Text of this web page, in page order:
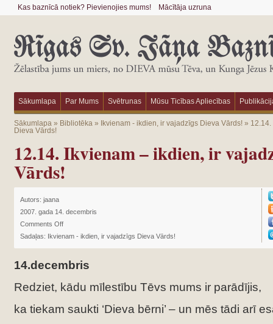
Kas baznīcā notiek? Pievienojies mums! Mācītāja uzruna
Sākumlapa Par Mums Svētrunas Mūsu Ticības Apliecības
Sākumlapa» Bibliotēka» Ikvienam - ikdien, ir vajadzīgs Dieva Vārds!»
Dieva Vārds!
12.14. Ikvienam – ikdien, ir
Vārds!
Autors: jaana
2007. gada 14. decembris
Comments Off
Sadaļas: Ikvienam - ikdien, ir vajadzīgs Dieva Vārds!
14.decembris
Redziet, kādu mīlestību Tēvs mums ir parādījis,
ka tiekam saukti ‘Dieva bērni’ – un mēs tādi arī